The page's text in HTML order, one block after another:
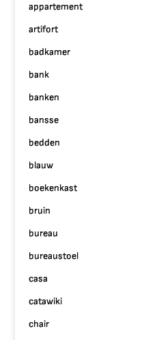
appartement
artifort
badkamer
bank
banken
bansse
bedden
blauw
boekenkast
bruin
bureau
bureaustoel
casa
catawiki
chair